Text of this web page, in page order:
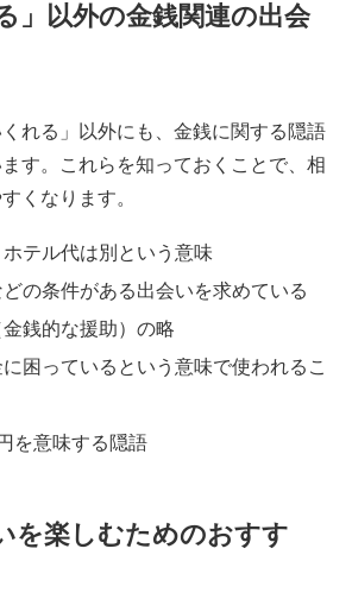
」以外の金銭関連の出会
れる」以外にも、金銭に関する隠語
す。これらを知っておくことで、相
くなります。
ホテル代は別という意味
どの条件がある出会いを求めている
銭的な援助）の略
に困っているという意味で使われるこ
を意味する隠語
を楽しむためのおすす